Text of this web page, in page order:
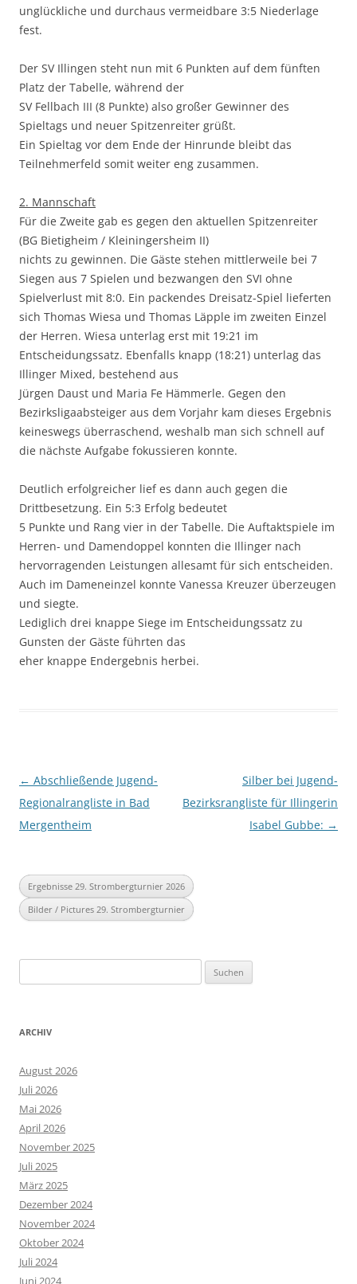
unglückliche und durchaus vermeidbare 3:5 Niederlage
fest.
Der SV Illingen steht nun mit 6 Punkten auf dem fünften
Platz der Tabelle, während der
SV Fellbach III (8 Punkte) also großer Gewinner des
Spieltags und neuer Spitzenreiter grüßt.
Ein Spieltag vor dem Ende der Hinrunde bleibt das
Teilnehmerfeld somit weiter eng zusammen.
2. Mannschaft
Für die Zweite gab es gegen den aktuellen Spitzenreiter
(BG Bietigheim / Kleiningersheim II)
nichts zu gewinnen. Die Gäste stehen mittlerweile bei 7
Siegen aus 7 Spielen und bezwangen den SVI ohne
Spielverlust mit 8:0. Ein packendes Dreisatz-Spiel lieferten
sich Thomas Wiesa und Thomas Läpple im zweiten Einzel
der Herren. Wiesa unterlag erst mit 19:21 im
Entscheidungssatz. Ebenfalls knapp (18:21) unterlag das
Illinger Mixed, bestehend aus
Jürgen Daust und Maria Fe Hämmerle. Gegen den
Bezirksligaabsteiger aus dem Vorjahr kam dieses Ergebnis
keineswegs überraschend, weshalb man sich schnell auf
die nächste Aufgabe fokussieren konnte.
Deutlich erfolgreicher lief es dann auch gegen die
Drittbesetzung. Ein 5:3 Erfolg bedeutet
5 Punkte und Rang vier in der Tabelle. Die Auftaktspiele im
Herren- und Damendoppel konnten die Illinger nach
hervorragenden Leistungen allesamt für sich entscheiden.
Auch im Dameneinzel konnte Vanessa Kreuzer überzeugen
und siegte.
Lediglich drei knappe Siege im Entscheidungssatz zu
Gunsten der Gäste führten das
eher knappe Endergebnis herbei.
Beitragsnavigation
← Abschließende Jugend-
Regionalrangliste in Bad
Mergentheim
Silber bei Jugend-
Bezirksrangliste für Illingerin
Isabel Gubbe: →
Ergebnisse 29. Strombergturnier 2026
Bilder / Pictures 29. Strombergturnier
nach:
ARCHIV
August 2026
Juli 2026
Mai 2026
April 2026
November 2025
Juli 2025
März 2025
Dezember 2024
November 2024
Oktober 2024
Juli 2024
Juni 2024